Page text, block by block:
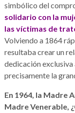
simbólico del
solidario con la
las víctimas de
Volviendo a 1864
resultaba crear un
dedicación
precisamente la
En 1964, la Madre
Madre Venerable,